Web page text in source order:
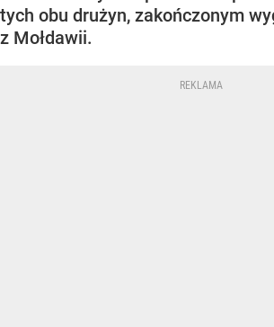
tych obu drużyn, zakończonym
z Mołdawii.